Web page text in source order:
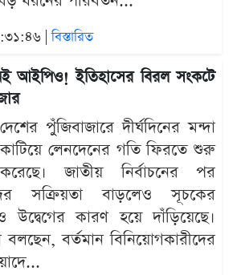
|বিস্তারিত
আইপিও! ইতিহাসের বিরল সংকটে
দেশের পুঁজিবাজারে দীর্ঘদিনের মন্দা
কাটিয়ে লেনদেনের গতি ফিরতে শুরু
করেছে। জাতীয় নির্বাচনের পর
সক্রিয়তা বাড়লেও সূচকের
উদ্বেগের কারণ হয়ে দাঁড়িয়েছে।
বলছেন, বর্তমান বিনিয়োগকারীদের